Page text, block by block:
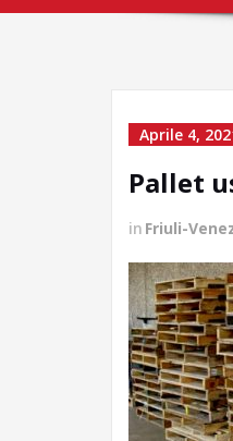
Aprile 4,
Pallet
in Friuli-